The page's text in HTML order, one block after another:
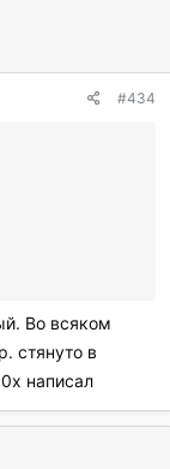
#434
Во всяком
стянуто в
написал